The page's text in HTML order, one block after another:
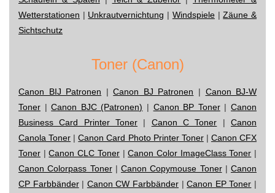
Wetterstationen | Unkrautvernichtung | Windspiele|Zäune &
Sichtschutz
Toner (Canon)
Canon BIJ Patronen |Canon BJ Patronen | Canon BJ-W
Toner |Canon BJC (Patronen) | Canon BP Toner|Canon
Business Card Printer Toner | Canon C Toner |Canon
Canola Toner |Canon Card Photo Printer Toner| Canon CFX
Toner |Canon CLC Toner|Canon Color ImageClass Toner |
Canon Colorpass Toner| Canon Copymouse Toner| Canon
CP Farbbänder| Canon CW Farbbänder |Canon EP Toner |